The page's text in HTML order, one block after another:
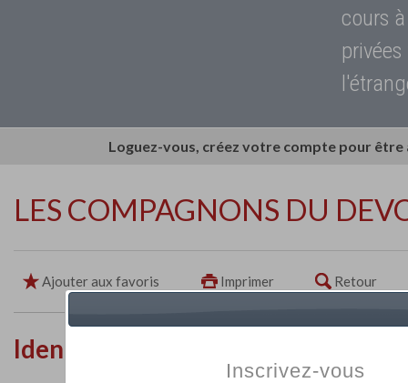
cours
Loguez-vous, créez votre compte pour
LES COMPAGNONS DU
Ajouter aux favoris Imprimer Retour
Identité de l'établissement
Inscrivez-vous